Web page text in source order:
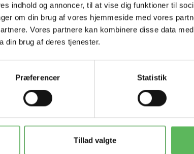
indhold og annoncer, til at vise dig funktioner til
om din brug af vores hjemmeside med vores
Vores partnere kan kombinere disse data
din brug af deres tjenester.
Præferencer Statistik
Tillad valgte